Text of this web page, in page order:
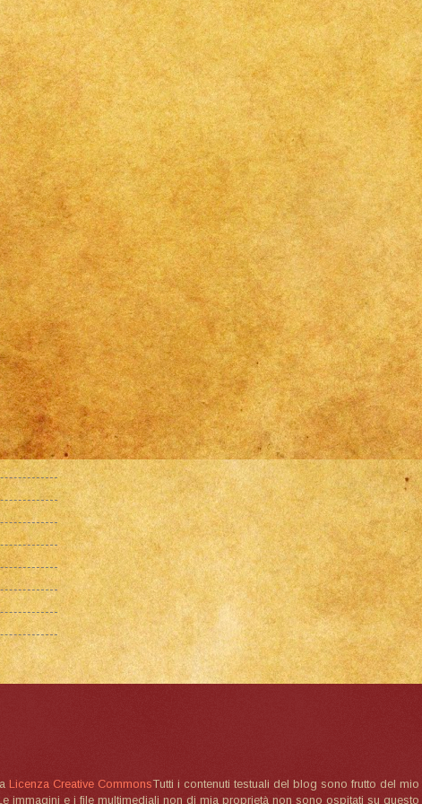
Licenza Creative CommonsTutti i contenuti testuali del blog sono frutto del
immagini e i file multimediali non di mia proprietà non sono ospitati su